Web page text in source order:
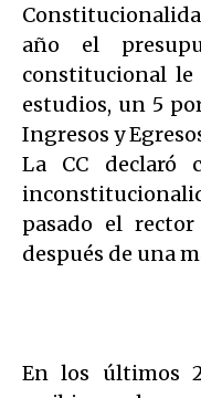
año el
constitucional le
estudios, un 5
Ingresos y
La CC declaró
pasado el rector
después de una
En los últimos